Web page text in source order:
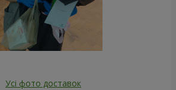
Усі фото доставок